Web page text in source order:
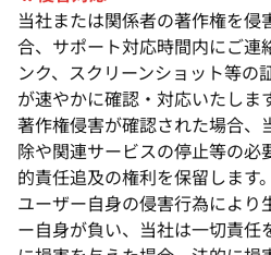
当社または関係者の著作権を
合、サポート対応時間内にご連
ンク、スクリーンショット等の
が速やかに確認・対応いたします
著作権侵害が確認された場合、
除や関連サービスの停止等の
的責任追及の権利を保留します。
ユーザー自身の侵害行為によ
ー自身が負い、当社は一切責